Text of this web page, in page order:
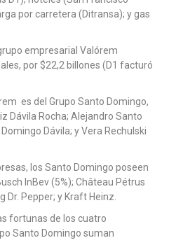
por carretera (Ditransa); y gas
empresarial Valórem
por $22,2 billones (D1 facturó
es del Grupo Santo Domingo,
Dávila Rocha; Alejandro Santo
Dávila; y Vera Rechulski
los Santo Domingo poseen
InBev (5%); Château Pétrus
Dr. Pepper; y Kraft Heinz.
fortunas de los cuatro
Santo Domingo suman